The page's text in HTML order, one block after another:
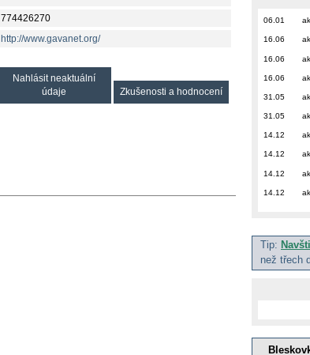
774426270
http://www.gavanet.org/
Nahlásit neaktuální
údaje
Zkušenosti a hodnocení
06.01
16.06
16.06
16.06
31.05
31.05
14.12
14.12
14.12
14.12
Tip:
než třech